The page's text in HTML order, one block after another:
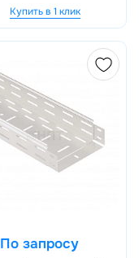
Купить в 1 клик
По запросу